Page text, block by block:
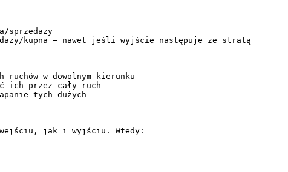
sprzedaży
kupna — nawet jeśli wyjście następuje ze stratą
w dowolnym kierunku
ich przez cały ruch
tych dużych
wejściu, jak i wyjściu. Wtedy: